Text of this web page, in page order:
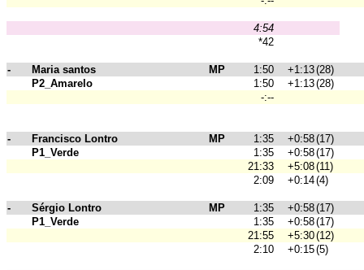
4:54
*42
- Maria santos MP 1:50 +1:13(28)
P2_Amarelo
1:50 +1:13(28)
-:--
- Francisco Lontro MP 1:35 +0:58(17)
P1_Verde
1:35 +0:58(17)
21:33
+5:08(11)
2:09
+0:14(4)
- Sérgio Lontro MP 1:35 +0:58(17)
P1_Verde
1:35 +0:58(17)
21:55
+5:30(12)
2:10
+0:15(5)